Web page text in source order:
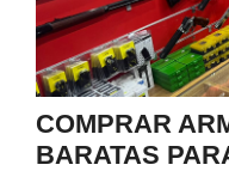
COMPRAR
BARATAS